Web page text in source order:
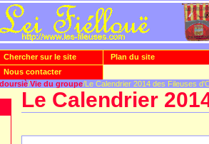
Chercher sur le site
Plan du site
Nous contacter
/Vie du groupe/Le Calendrier 2014 des Fileuses
Le Calendrier